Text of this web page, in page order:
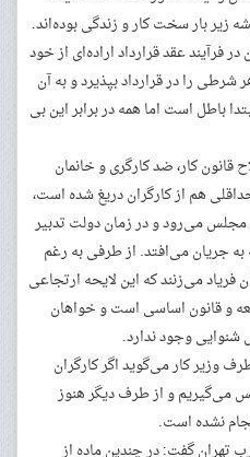
زیر بار سخت کار و زندگی بوده‌اند.
فرآیند عقد قرارداد اراده‌ای از خود
شرطی را در قرارداد بپذیرد و به آن
باطل است اما همه در برابر این بی
قانون کار، ضد کارگری و خانمان
هم از کارگران دریغ شده است،
مجلس می‌رود و در زمان دولت تدبیر
به جریان می‌افتد. از طرفی به رغم
فریاد می‌زنند که این لایحه‌ ارتجاعی
و قانون اساسی است و خواهان
وجود ندارد.
وزیر کار می‌گوید اگر کارگران
می‌گیریم و از طرف دیگر هنوز
نشده است.
تهران گفت: در چندین ماده از